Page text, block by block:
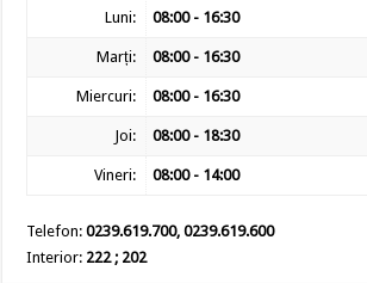
Luni: 08:00 - 16:30
Marți: 08:00 - 16:30
Miercuri: 08:00 - 16:30
Joi: 08:00 - 18:30
Vineri: 08:00 - 14:00
Telefon:0239.619.700, 0239.619.600
Interior: 222 ; 202